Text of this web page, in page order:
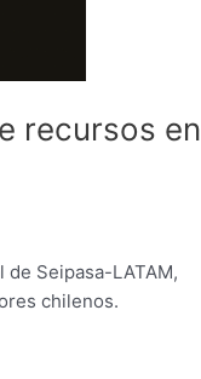
recursos en
Seipasa-LATAM,
chilenos.